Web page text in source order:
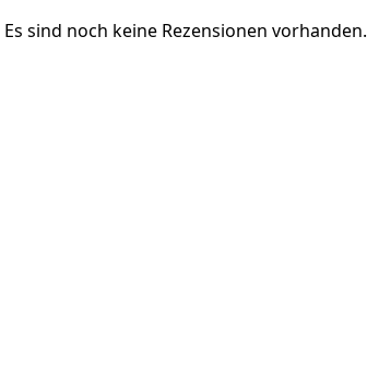
Es sind noch keine Rezensionen vorhanden.